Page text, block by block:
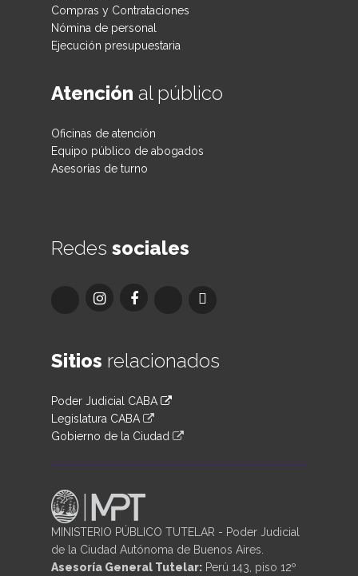
Compras y Contrataciones
Nómina de personal
Ejecución presupuestaria
Atención al público
Oficinas de atención
Equipo público de abogados
Asesorías de turno
Redes sociales
Sitios relacionados
Poder Judicial CABA
Legislatura CABA
Gobierno de la Ciudad
MINISTERIO PÚBLICO TUTELAR - Poder Judicial
de la Ciudad Autónoma de Buenos Aires.
Asesoría General Tutelar: Perú 143, piso 12º